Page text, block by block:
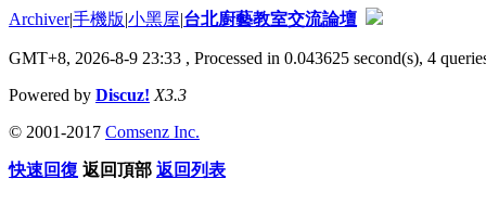
Archiver|手機版|小黑屋|台北廚藝教室交流論壇
GMT+8, 2026-8-9 23:33 , Processed in 0.043625 second(s), 4
Powered by Discuz! X3.3
© 2001-2017 Comsenz Inc.
快速回復 返回頂部 返回列表